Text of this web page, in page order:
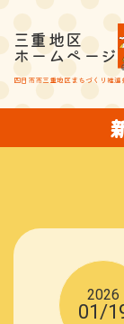
三重地区
ホームページ
四日市市三重地区まちづくり推進
2026
01/